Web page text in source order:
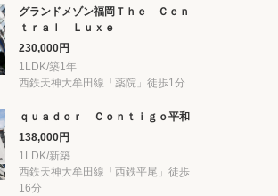
グランドメゾン福岡Ｔｈｅ Ｃｅｎ
ｔｒａｌ Ｌｕｘｅ
230,000円
1LDK/築1年
西鉄天神大牟田線「薬院」徒歩1分
ｑｕａｄｏｒ Ｃｏｎｔｉｇｏ平和
138,000円
1LDK/新築
西鉄天神大牟田線「西鉄平尾」徒歩
16分